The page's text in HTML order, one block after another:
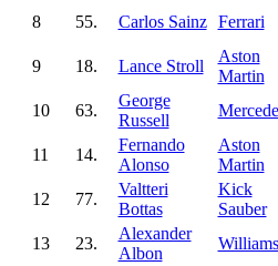
8
55. Carlos Sainz Ferrari
9
18. Lance Stroll
Aston
Martin
10
63.
George
Russell
11
14.
Fernando
Alonso
Aston
Martin
12
77.
Valtteri
Bottas
Kick
Sauber
13
23.
Alexander
Albon
Williams